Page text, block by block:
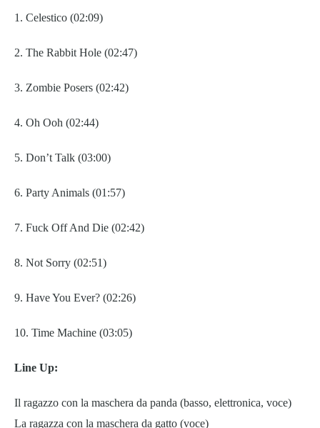
1. Celestico (02:09)
2. The Rabbit Hole (02:47)
3. Zombie Posers (02:42)
4. Oh Ooh (02:44)
5. Don’t Talk (03:00)
6. Party Animals (01:57)
7. Fuck Off And Die (02:42)
8. Not Sorry (02:51)
9. Have You Ever? (02:26)
10. Time Machine (03:05)
Line Up:
Il ragazzo con la maschera da panda (basso, elettronica, voce)
La ragazza con la maschera da gatto (voce)